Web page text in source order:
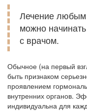
Лечение любым
можно
с врачом.
Обычное (на первый
быть признаком
проявлением
внутренних органов.
индивидуальна для